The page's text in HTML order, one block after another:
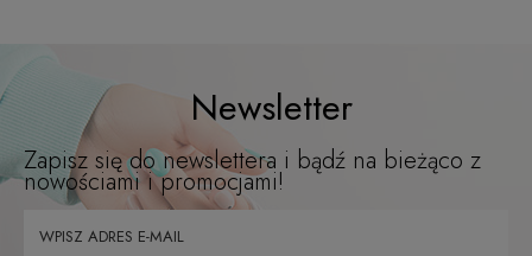
Newsletter
Zapisz się do newslettera i bądź na bieżąco z
nowościami i promocjami!